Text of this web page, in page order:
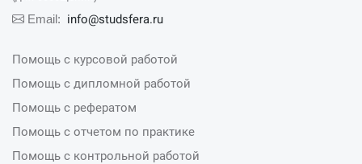
Email: info@studsfera.ru
Помощь с курсовой работой
Помощь с дипломной работой
Помощь с рефератом
Помощь с отчетом по практике
Помощь с контрольной работой